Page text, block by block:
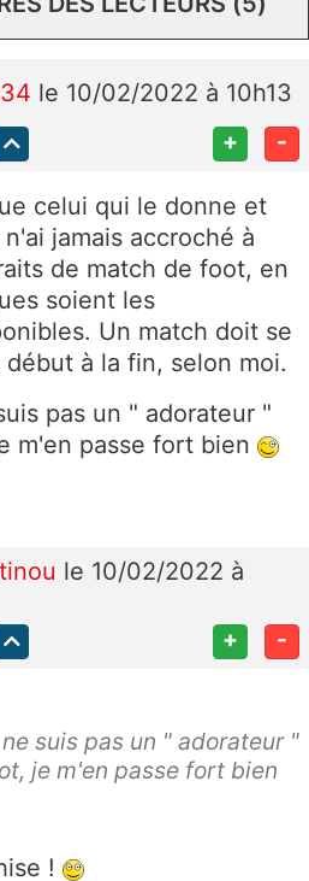
le 10/02/2022 à 10h13
+ -
celui qui le donne et
jamais accroché à
de match de foot, en
soient les
Un match doit se
à la fin, selon moi.
pas un " adorateur "
m'en passe fort bien
le 10/02/2022 à
+ -
suis pas un " adorateur "
je m'en passe fort bien
!